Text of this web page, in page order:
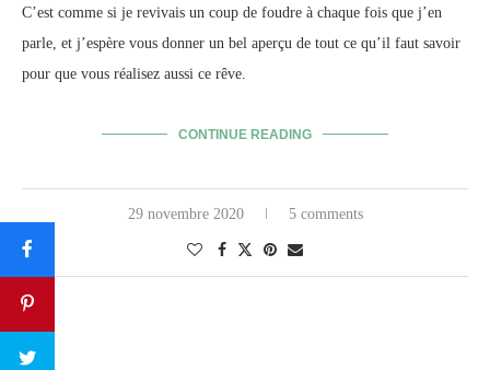
C’est comme si je revivais un coup de foudre à chaque fois que j’en
parle, et j’espère vous donner un bel aperçu de tout ce qu’il faut savoir
pour que vous réalisez aussi ce rêve.
CONTINUE READING
29 novembre 2020 5 comments